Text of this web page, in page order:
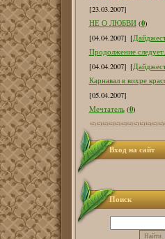
[23.03.2007]
НЕ О ЛЮБВИ (0)
[04.04.2007] [
Продолжение
[04.04.2007] [
Карнавал в вихре
[05.04.2007]
Мечтатель (0)
Вход на сайт
Поиск